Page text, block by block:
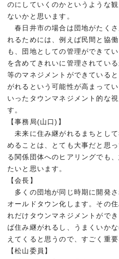
のにしていくのかというような
ないかと思います。
春日井市の場合は団地がたく
れるためには、例えば民間と協
も、団地としての管理ができて
を含めてきれいに管理されてい
等のマネジメントができている
がれるという可能性が高まって
いったタウンマネジメント的な
す。
【事務局(山口)】
未来に住み継がれるまちとし
めることは、とても大事だと思
る関係団体へのヒアリングでも
たいと思います。
【会長】
多くの団地が同じ時期に開発
オールドタウン化します。その
れだけタウンマネジメントがで
ば住み継がれるし、うまくいか
えてくると思うので、すごく重
【松山委員】